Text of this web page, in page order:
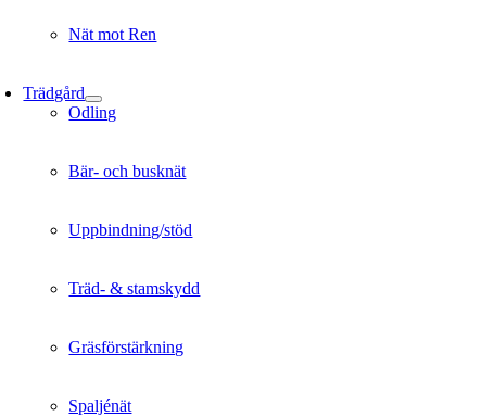
Nät mot Ren
Trädgård
Odling
Bär- och busknät
Uppbindning/stöd
Träd- & stamskydd
Gräsförstärkning
Spaljénät